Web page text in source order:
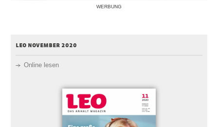
WERBUNG
leo november 2020
Online lesen